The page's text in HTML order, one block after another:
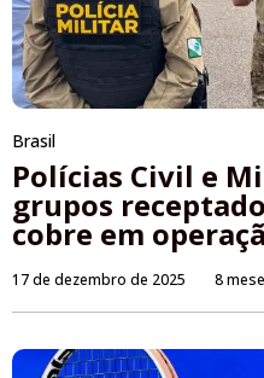
Brasil
Polícias Civil e
grupos
cobre em
17 de dezembro de 2025 8